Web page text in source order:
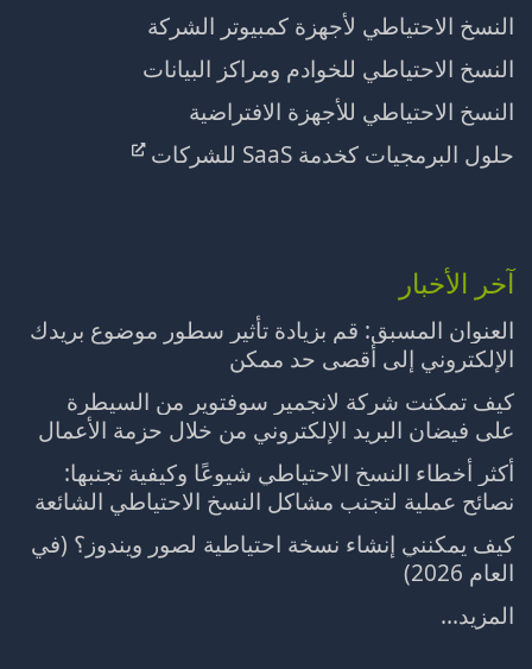
النسخ الاحتياطي لأجهزة كمبيوتر الشركة
النسخ الاحتياطي للخوادم ومراكز البيانات
النسخ الاحتياطي للأجهزة الافتراضية
حلول البرمجيات كخدمة SaaS للشركات
آخر الأخبار
العنوان المسبق: قم بزيادة تأثير سطور موضوع بريدك
الإلكتروني إلى أقصى حد ممكن
كيف تمكنت شركة لانجمير سوفتوير من السيطرة
على فيضان البريد الإلكتروني من خلال حزمة الأعمال
أكثر أخطاء النسخ الاحتياطي شيوعًا وكيفية تجنبها:
نصائح عملية لتجنب مشاكل النسخ الاحتياطي الشائعة
كيف يمكنني إنشاء نسخة احتياطية لصور ويندوز؟ (في
العام 2026)
المزيد...